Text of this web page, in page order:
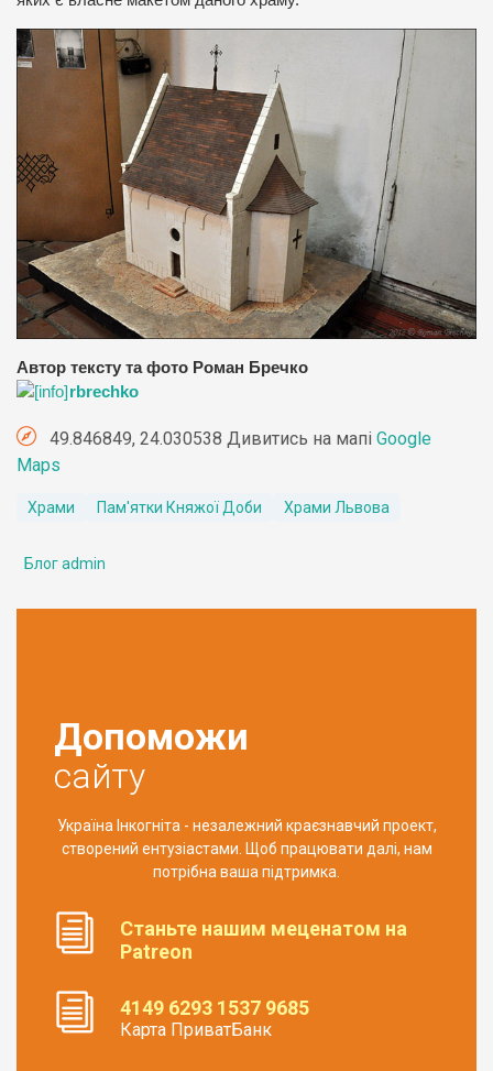
Автор тексту та фото Роман Бречко
rbrechko
49.846849, 24.030538 Дивитись на мапі Google
Maps
Храми Пам'ятки Княжої Доби Храми Львова
Блог admin
Допоможи
сайту
Україна Інкогніта - незалежний краєзнавчий проект,
створений ентузіастами. Щоб працювати далі, нам
потрібна ваша підтримка.
Станьте нашим меценатом на
Patreon
4149 6293 1537 9685
Карта ПриватБанк